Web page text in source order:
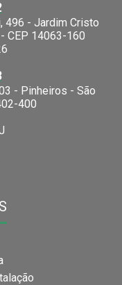
496 - Jardim Cristo
CEP 14063-160
- Pinheiros - São
400